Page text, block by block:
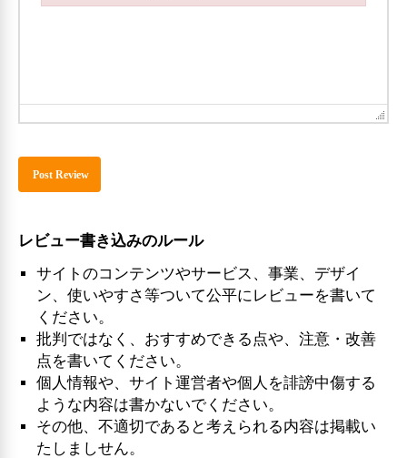
レビュー書き込みのルール
サイトのコンテンツやサービス、事業、デザイ
ン、使いやすさ等ついて公平にレビューを書いて
ください。
批判ではなく、おすすめできる点や、注意・改善
点を書いてください。
個人情報や、サイト運営者や個人を誹謗中傷する
ような内容は書かないでください。
その他、不適切であると考えられる内容は掲載い
たしましせん。
Failed to initialize plugin: wplink